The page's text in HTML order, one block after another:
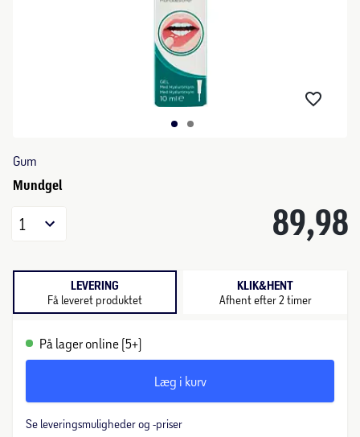
Gum
Mundgel
89,98
1
LEVERING
Få leveret produktet
KLIK&HENT
Afhent efter 2 timer
På lager online (5+)
Læg i kurv
Se leveringsmuligheder og -priser